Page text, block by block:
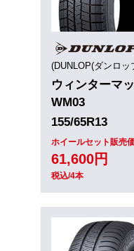
(DUNLOP(ダンロッ
ウィンターマ
WM03
155/65R13
ホイールセット販売
61,600円
税込/4本